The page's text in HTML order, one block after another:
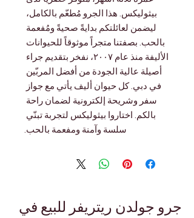
سلسة وآمنة ومفعمة بالحب.
جرو جولدن ريتريفر للبيع في